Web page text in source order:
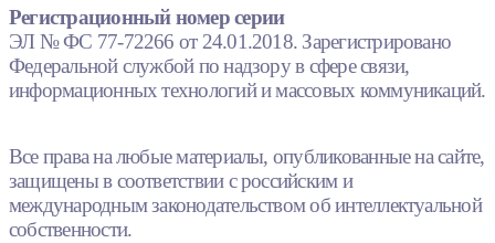
Регистрационный номер серии
ЭЛ № ФС 77-72266 от 24.01.2018. Зарегистрировано
Федеральной службой по надзору в сфере связи,
информационных технологий и массовых коммуникаций.
Все права на любые материалы, опубликованные на сайте,
защищены в соответствии с российским и
международным законодательством об интеллектуальной
собственности.